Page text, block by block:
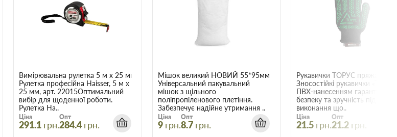
ціна в
FIX-
056Вимірювальна рулетка 5 м x 25 мм Haisser 22015
Рулетка професійна Haisser, 5 м x
25 мм, арт. 22015Оптимальний
вибір для щоденної роботи.
Рулетка Ha..
Ціна
291.1 грн.
Опт
284.4 грн.
Мішок великий НОВИЙ 55*95мм
Універсальний пакувальний
мішок з щільного
поліпропіленового плетіння.
Забезпечує надійне утримання ..
Ціна
9 грн.
Опт
8.7 грн.
Рукавички ТОРУС пряжа
Зносостійкі рукавички
ПВХ-нанесенням гарантують
безпеку та зручність під час
виконання що..
Ціна
21.5 грн.
Опт
21.2 грн.